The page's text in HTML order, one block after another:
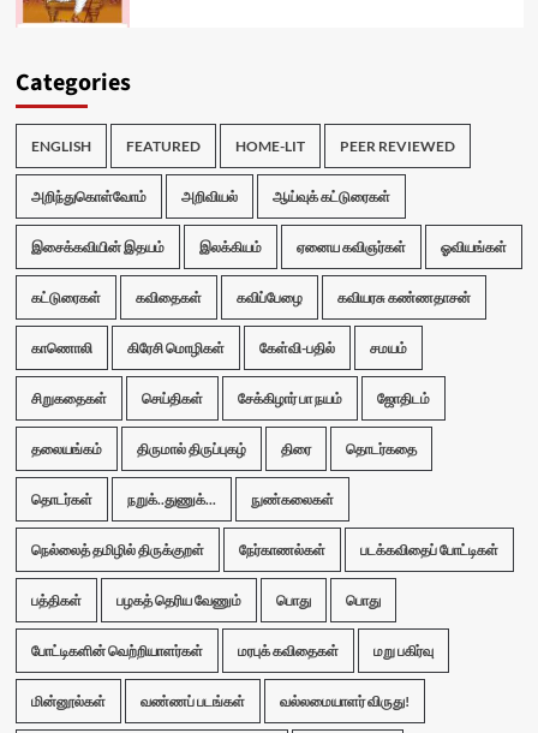
Categories
ENGLISH FEATURED HOME-LIT PEER REVIEWED
அறிந்துகொள்வோம் அறிவியல் ஆய்வுக் கட்டுரைகள்
இசைக்கவியின் இதயம் இலக்கியம் ஏனைய கவிஞர்கள் ஓவியங்கள்
கட்டுரைகள் கவிதைகள் கவிப்பேழை கவியரசு கண்ணதாசன்
காணொலி கிரேசி மொழிகள் கேள்வி-பதில் சமயம்
சிறுகதைகள் செய்திகள் சேக்கிழார் பா நயம் ஜோதிடம்
தலையங்கம் திருமால் திருப்புகழ் திரை தொடர்கதை
தொடர்கள் நறுக்..துணுக்... நுண்கலைகள்
நெல்லைத் தமிழில் திருக்குறள் நேர்காணல்கள் படக்கவிதைப் போட்டிகள்
பத்திகள் பழகத் தெரிய வேணும் பொது பொது
போட்டிகளின் வெற்றியாளர்கள் மரபுக் கவிதைகள் மறு பகிர்வு
மின்னூல்கள் வண்ணப் படங்கள் வல்லமையாளர் விருது!